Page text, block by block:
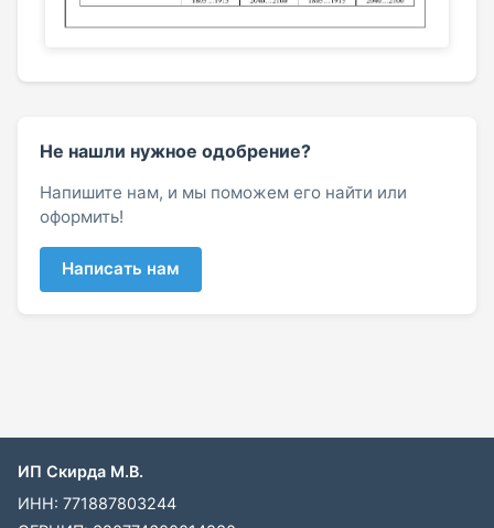
Не нашли нужное одобрение?
Напишите нам, и мы поможем его найти или
оформить!
Написать нам
ИП Скирда М.В.
ИНН: 771887803244